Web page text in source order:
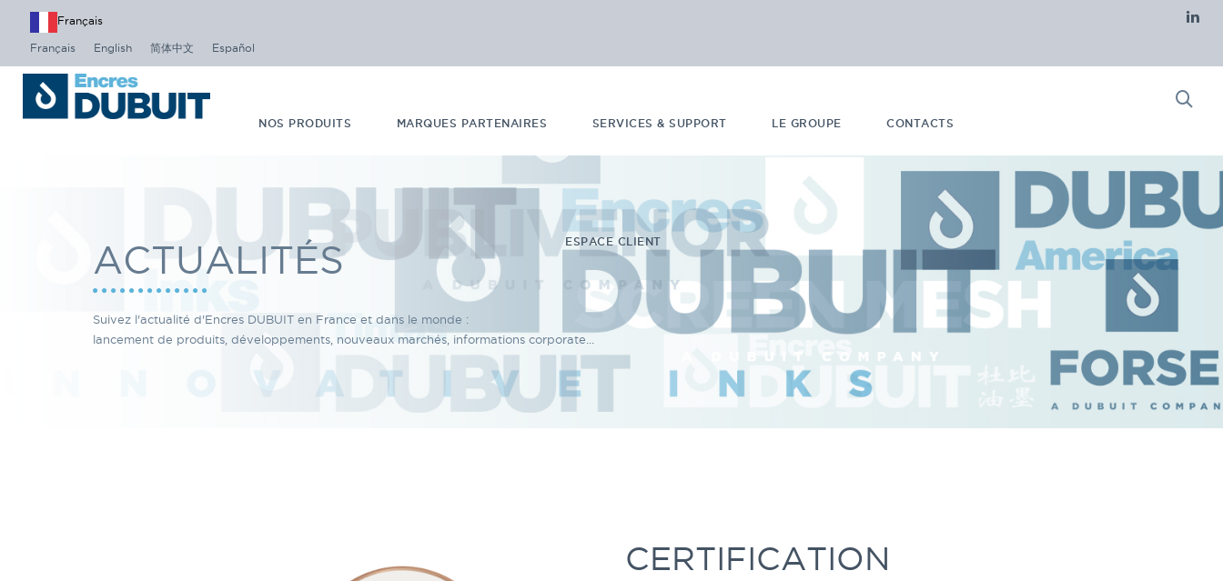
Français
Français English 简体中文 Español
NOS PRODUITS MARQUES PARTENAIRES SERVICES & SUPPORT LE GROUPE CONTACTS
ESPACE CLIENT
ACTUALITÉS
Suivez l'actualité d'Encres DUBUIT en France et dans le monde :
lancement de produits, développements, nouveaux marchés, informations corporate...
CERTIFICATION